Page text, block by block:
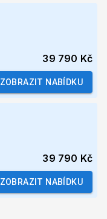
39 790 Kč
ZOBRAZIT NABÍDKU
39 790 Kč
ZOBRAZIT NABÍDKU